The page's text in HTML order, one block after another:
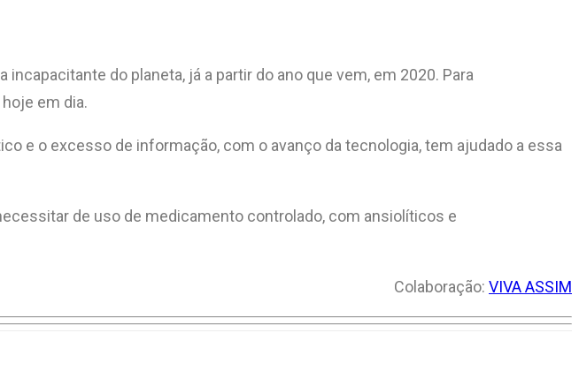
do planeta, já a partir do ano que vem, em 2020. Para
em dia.
e o excesso de informação, com o avanço da tecnologia, tem ajudado a essa
de uso de medicamento controlado, com ansiolíticos e
Colaboração: VIVA ASSIM